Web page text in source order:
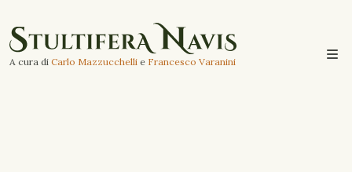
A cura di Carlo Mazzucchelli e Francesco Varanini